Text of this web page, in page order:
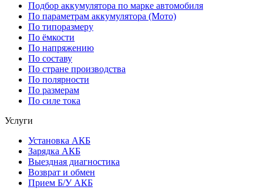
Подбор аккумулятора по марке автомобиля
По параметрам аккумулятора (Мото)
По типоразмеру
По ёмкости
По напряжению
По составу
По стране производства
По полярности
По размерам
По силе тока
Услуги
Установка АКБ
Зарядка АКБ
Выездная диагностика
Возврат и обмен
Прием Б/У АКБ